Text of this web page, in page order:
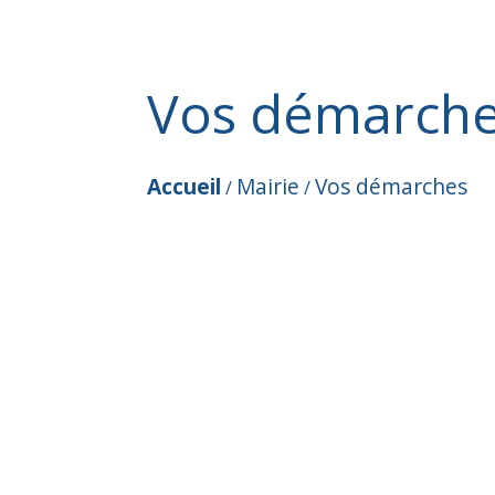
Vos
Accueil / Mairie /Vos démarches